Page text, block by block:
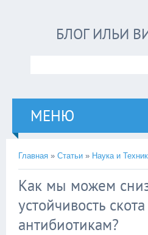
БЛОГ ИЛЬИ
МЕНЮ
Главная » Статьи » Наука и
Как мы можем
устойчивость
антибиотикам?